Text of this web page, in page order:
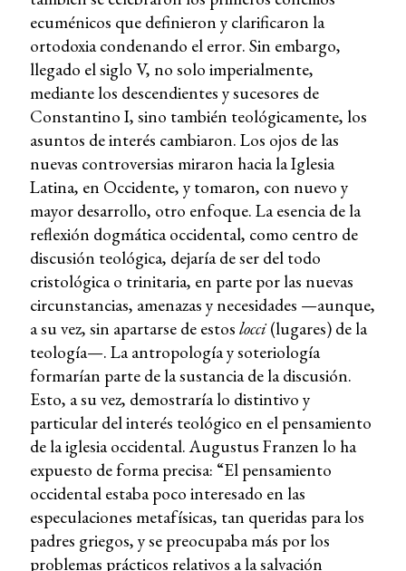
ecuménicos que definieron y clarificaron la
ortodoxia condenando el error. Sin embargo,
llegado el siglo V, no solo imperialmente,
mediante los descendientes y sucesores de
Constantino I, sino también teológicamente, los
asuntos de interés cambiaron. Los ojos de las
nuevas controversias miraron hacia la Iglesia
Latina, en Occidente, y tomaron, con nuevo y
mayor desarrollo, otro enfoque. La esencia de la
reflexión dogmática occidental, como centro de
discusión teológica, dejaría de ser del todo
cristológica o trinitaria, en parte por las nuevas
circunstancias, amenazas y necesidades —aunque,
a su vez, sin apartarse de estos locci(lugares) de la
teología—. La antropología y soteriología
formarían parte de la sustancia de la discusión.
Esto, a su vez, demostraría lo distintivo y
particular del interés teológico en el pensamiento
de la iglesia occidental. Augustus Franzen lo ha
expuesto de forma precisa: “El pensamiento
occidental estaba poco interesado en las
especulaciones metafísicas, tan queridas para los
padres griegos, y se preocupaba más por los
problemas prácticos relativos a la salvación